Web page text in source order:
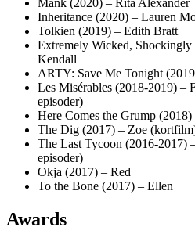
Mank (2020) – Rita Alexander
Inheritance (2020) – Lauren
Tolkien (2019) – Edith Bratt
Extremely Wicked,
Kendall
ARTY: Save Me Tonight
Les Misérables (2018-2019) –
episoder)
Here Comes the Grump
The Dig (2017) – Zoe
The Last Tycoon (2016-2017)
episoder)
Okja (2017) – Red
To the Bone (2017) – Ellen
Awards